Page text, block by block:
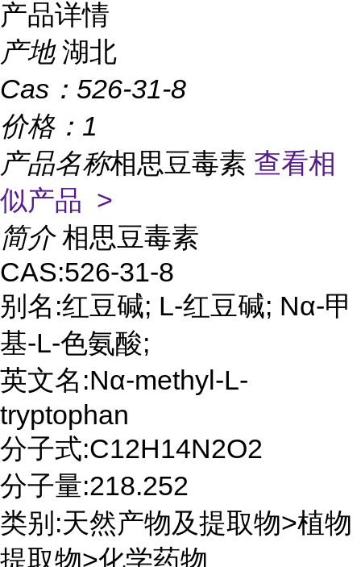
产品详情
产地 湖北
Cas： 526-31-8
价格： 1
产品名称相思豆毒素 查看相
似产品 >
简介 相思豆毒素
CAS:526-31-8
别名:红豆碱; L-红豆碱; Nα-甲
基-L-色氨酸;
英文名:Nα-methyl-L-
tryptophan
分子式:C12H14N2O2
分子量:218.252
类别:天然产物及提取物>植物
提取物>化学药物